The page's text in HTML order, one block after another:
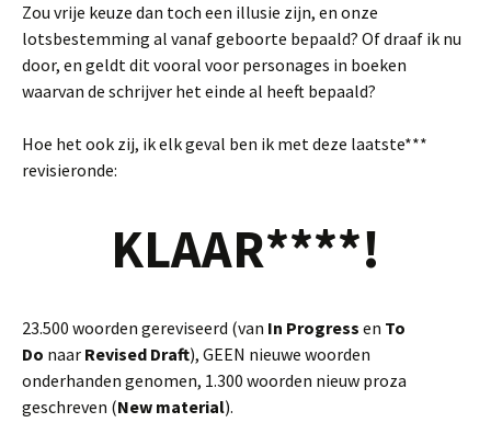
Zou vrije keuze dan toch een illusie zijn, en onze
lotsbestemming al vanaf geboorte bepaald? Of draaf ik nu
door, en geldt dit vooral voor personages in boeken
waarvan de schrijver het einde al heeft bepaald?
Hoe het ook zij, ik elk geval ben ik met deze laatste***
revisieronde:
KLAAR****!
23.500 woorden gereviseerd (van In Progress en To
Do naar Revised Draft), GEEN nieuwe woorden
onderhanden genomen, 1.300 woorden nieuw proza
geschreven (New material).